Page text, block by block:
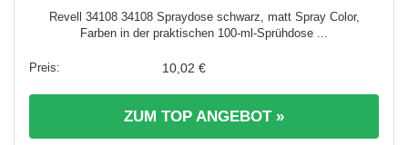
Revell 34108 34108 Spraydose schwarz, matt Spray Color,
Farben in der praktischen 100-ml-Sprühdose ...
10,02 €
ZUM TOP ANGEBOT »